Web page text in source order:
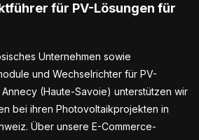
für PV-Lösungen für
Unternehmen sowie
und Wechselrichter für PV-
Annecy (Haute-Savoie) unterstützen wir
bei ihren Photovoltaikprojekten in
Über unsere E-Commerce-